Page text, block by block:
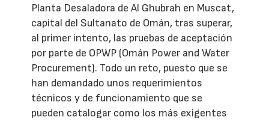
Planta Desaladora de Al Ghubrah en Muscat,
capital del Sultanato de Omán, tras superar,
al primer intento, las pruebas de aceptación
por parte de OPWP (Omán Power and Water
Procurement). Todo un reto, puesto que se
han demandado unos requerimientos
técnicos y de funcionamiento que se
pueden catalogar como los más exigentes